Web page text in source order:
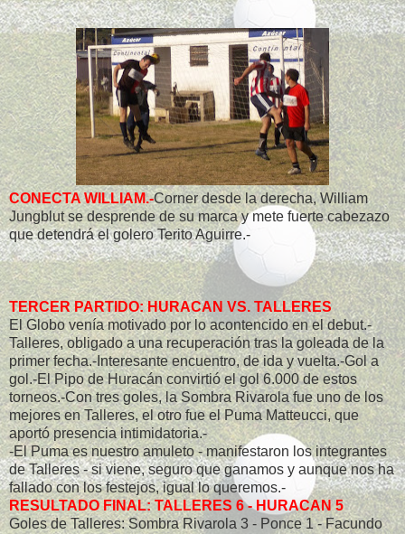
CONECTA WILLIAM.-Corner desde la derecha, William
Jungblut se desprende de su marca y mete fuerte cabezazo
que detendrá el golero Terito Aguirre.-
TERCER PARTIDO: HURACAN VS. TALLERES
El Globo venía motivado por lo acontencido en el debut.-
Talleres, obligado a una recuperación tras la goleada de la
primer fecha.-Interesante encuentro, de ida y vuelta.-Gol a
gol.-El Pipo de Huracán convirtió el gol 6.000 de estos
torneos.-Con tres goles, la Sombra Rivarola fue uno de los
mejores en Talleres, el otro fue el Puma Matteucci, que
aportó presencia intimidatoria.-
-El Puma es nuestro amuleto - manifestaron los integrantes
de Talleres - si viene, seguro que ganamos y aunque nos ha
fallado con los festejos, igual lo queremos.-
RESULTADO FINAL: TALLERES 6 - HURACAN 5
Goles de Talleres: Sombra Rivarola 3 - Ponce 1 - Facundo